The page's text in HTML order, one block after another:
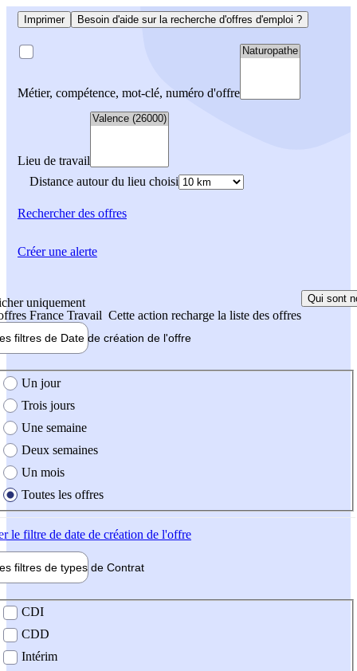
Imprimer Besoin d'aide sur la recherche d'offres d'emploi ?
Métier, compétence, mot-clé, numéro d'offre
Lieu de travail
Distance autour du lieu choisi
Rechercherdes offres
uniquement
France Travail Cette action recharge la liste des offres
Qui sont
filtres de Date de création de l'offre
création de l'offre
Un jour
Trois jours
Une semaine
Deux semaines
Un mois
Toutes les offres
le filtre de date de création de l'offre
filtres de types de Contrat
contrat
CDI
CDD
Intérim
Créer une alerte